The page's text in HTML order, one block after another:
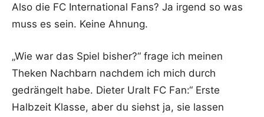
Also die FC International Fans? Ja irgend so was
muss es sein. Keine Ahnung.
„Wie war das Spiel bisher?“ frage ich meinen
Theken Nachbarn nachdem ich mich durch
gedrängelt habe. Dieter Uralt FC Fan:“ Erste
Halbzeit Klasse, aber du siehst ja, sie lassen